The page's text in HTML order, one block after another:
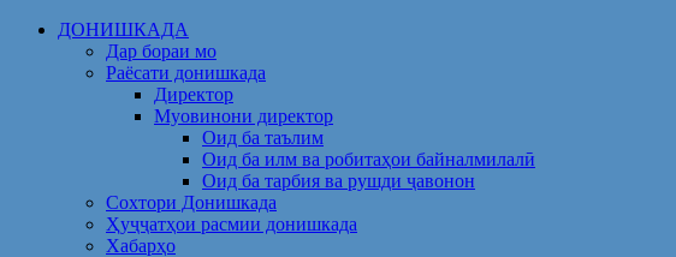
Skip
ДОНИШКАДА
Дар бораи мо
Раёсати донишкада
Директор
Муовинони директор
Оид ба таълим
Оид ба илм ва робитаҳои байналмилалӣ
Оид ба тарбия ва рушди ҷавонон
Сохтори Донишкада
Ҳуҷҷатҳои расмии донишкада
Хабарҳо